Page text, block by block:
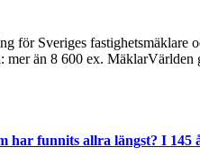
för Sveriges
mer än 8 600 ex.
har funnits allra längst? I